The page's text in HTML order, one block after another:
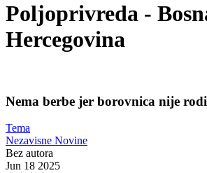
Poljoprivreda -
Hercegovina
Nema berbe jer borovnica nije
Tema
Nezavisne Novine
Bez autora
Jun 18 2025